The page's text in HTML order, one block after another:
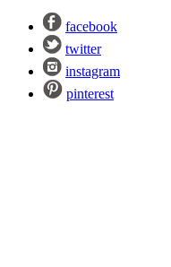
facebook
twitter
instagram
pinterest